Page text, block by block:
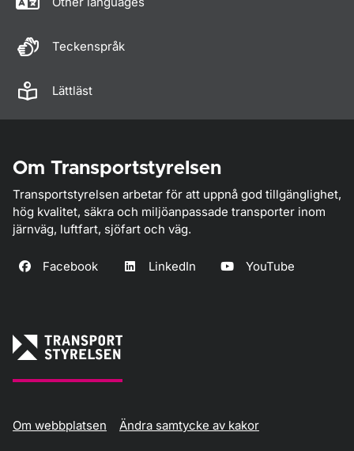
Teckenspråk
Lättläst
Om Transportstyrelsen
Transportstyrelsen arbetar för att uppnå god tillgänglighet,
hög kvalitet, säkra och miljöanpassade transporter inom
järnväg, luftfart, sjöfart och väg.
Facebook LinkedIn YouTube
Om webbplatsen Ändra samtycke av kakor